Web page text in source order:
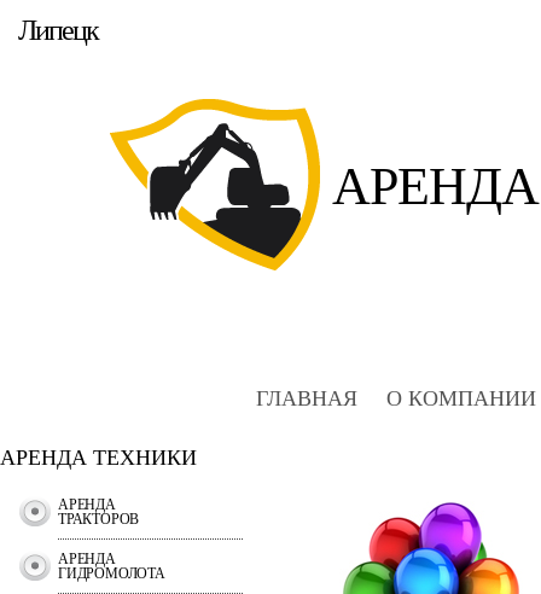
Липецк
ГЛАВНАЯ О КОМПАНИИ
АРЕНДА ТЕХНИКИ
АРЕНДА
ТРАКТОРОВ
АРЕНДА
ГИДРОМОЛОТА